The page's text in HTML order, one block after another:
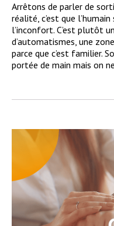
Arrêtons de parler de
réalité, c’est que
l’inconfort. C’est plutôt
d’automatismes, une
parce que c’est familier.
portée de main mais on